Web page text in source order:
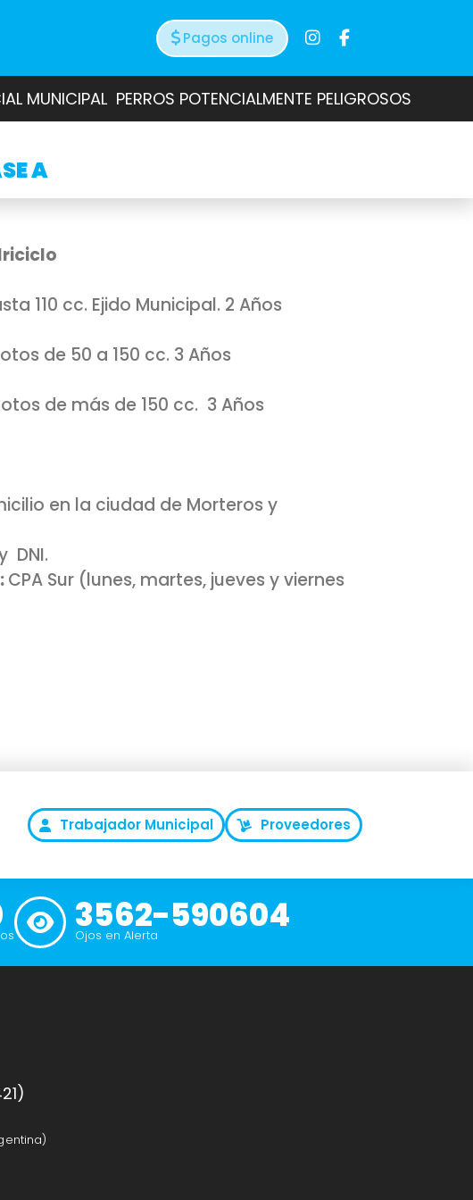
Pagos online
MUNICIPAL PERROS POTENCIALMENTE PELIGROSOS
A
110 cc. Ejido Municipal. 2 Años
de 50 a 150 cc. 3 Años
de más de 150 cc. 3 Años
en la ciudad de Morteros y
DNI.
CPA Sur (lunes, martes, jueves y viernes
Trabajador Municipal Proveedores
3562-590604
Ojos en Alerta